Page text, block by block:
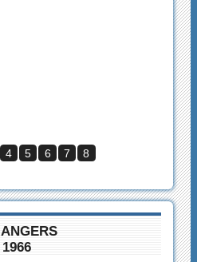
4 5 6 7 8